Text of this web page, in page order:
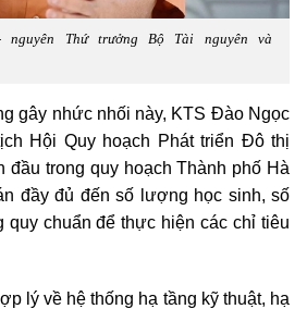
Thứ trưởng Bộ Tài nguyên và
gây nhức nhối này, KTS Đào Ngọc
Hội Quy hoạch Phát triển Đô thị
đầu trong quy hoạch Thành phố Hà
đầy đủ đến số lượng học sinh, số
chuẩn để thực hiện các chỉ tiêu
lý về hệ thống hạ tầng kỹ thuật, hạ